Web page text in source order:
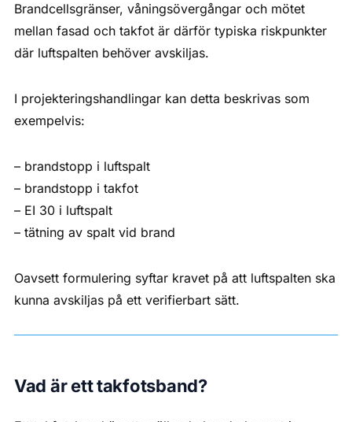
Brandcellsgränser, våningsövergångar och mötet
mellan fasad och takfot är därför typiska riskpunkter
där luftspalten behöver avskiljas.
I projekteringshandlingar kan detta beskrivas som
exempelvis:
– brandstopp i luftspalt
– brandstopp i takfot
– EI 30 i luftspalt
– tätning av spalt vid brand
Oavsett formulering syftar kravet på att luftspalten ska
kunna avskiljas på ett verifierbart sätt.
Vad är ett takfotsband?